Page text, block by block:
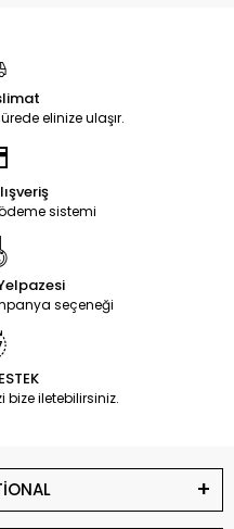
elinize ulaşır.
sistemi
seçeneği
bize iletebilirsiniz.